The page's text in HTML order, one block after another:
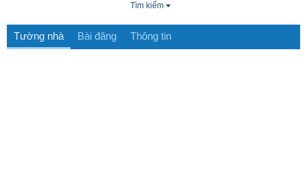
Tìm kiếm
Tường nhà Bài đăng Thông tin